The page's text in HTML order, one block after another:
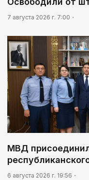
03:00
7 августа 2026 г. 7:00
МВД
6 августа 2026 г. 19:56